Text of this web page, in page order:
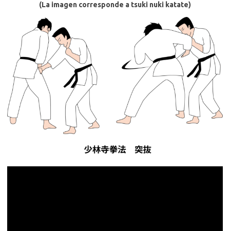
(La imagen corresponde a tsuki nuki katate)